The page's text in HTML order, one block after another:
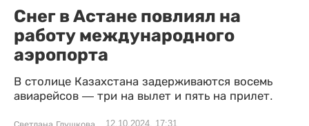
Снег в Астане повлиял на
работу международного
аэропорта
В столице Казахстана задерживаются восемь
авиарейсов — три на вылет и пять на прилет.
12.10.2024, 17:31